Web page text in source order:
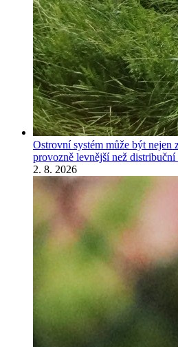
Ostrovní systém může být nejen
provozně levnější než
2. 8. 2026